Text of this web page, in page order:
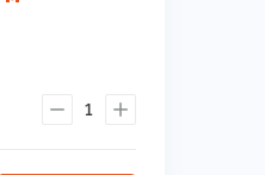
1